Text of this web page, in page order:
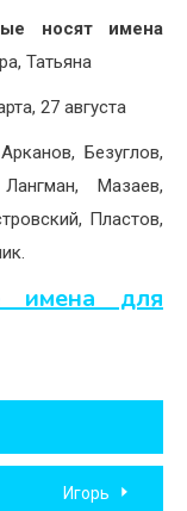
носят имена
Татьяна
27 августа
Арканов, Безуглов,
Мазаев,
Пластов,
имена для
Игорь